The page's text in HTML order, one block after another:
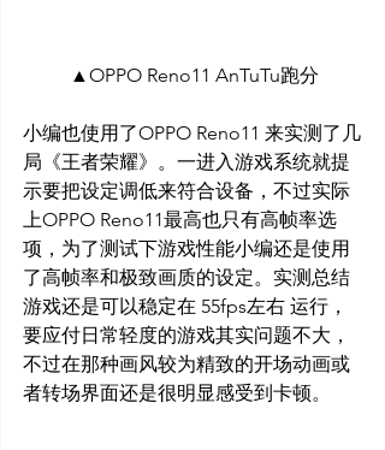
▲OPPO Reno11 AnTuTu跑分
小编也使用了OPPO Reno11 来实测了几
局《王者荣耀》。一进入游戏系统就提
示要把设定调低来符合设备，不过实际
上OPPO Reno11最高也只有高帧率选
项，为了测试下游戏性能小编还是使用
了高帧率和极致画质的设定。实测总结
游戏还是可以稳定在 55fps左右 运行，
要应付日常轻度的游戏其实问题不大，
不过在那种画风较为精致的开场动画或
者转场界面还是很明显感受到卡顿。